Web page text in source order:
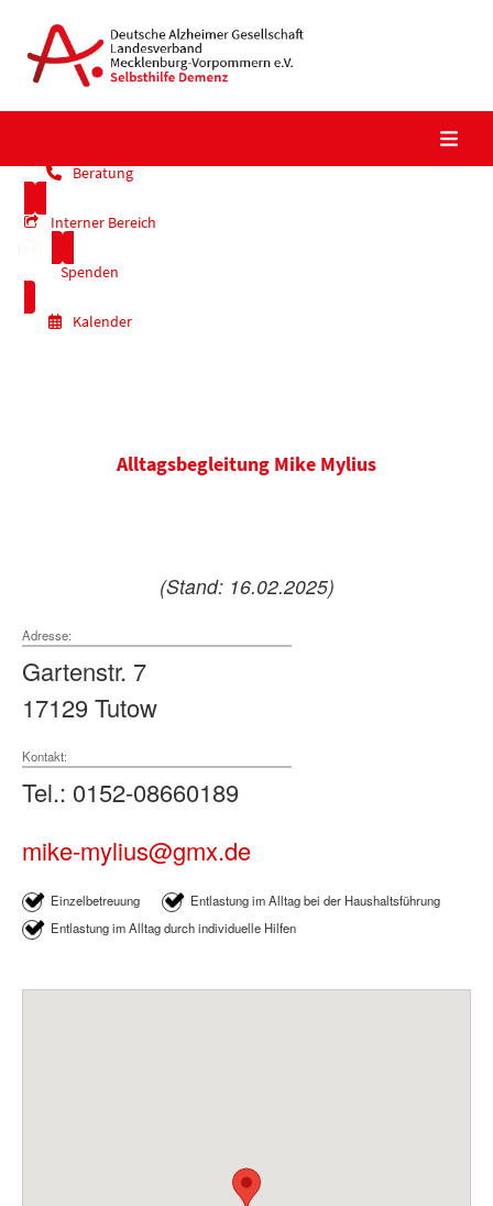
content
Beratung
Interner Bereich
Spenden
Kalender
Alltagsbegleitung Mike Mylius
(Stand: 16.02.2025)
Adresse:
Gartenstr. 7
17129 Tutow
Kontakt:
Tel.: 0152-08660189
mike-mylius@gmx.de
Einzelbetreuung
Entlastung im Alltag bei der Haushaltsführung
Entlastung im Alltag durch individuelle Hilfen